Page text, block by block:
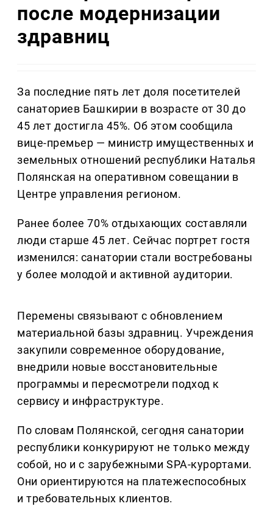
после модернизации
здравниц
За последние пять лет доля посетителей
санаториев Башкирии в возрасте от 30 до
45 лет достигла 45%. Об этом сообщила
вице-премьер — министр имущественных и
земельных отношений республики Наталья
Полянская на оперативном совещании в
Центре управления регионом.
Ранее более 70% отдыхающих составляли
люди старше 45 лет. Сейчас портрет гостя
изменился: санатории стали востребованы
у более молодой и активной аудитории.
Перемены связывают с обновлением
материальной базы здравниц. Учреждения
закупили современное оборудование,
внедрили новые восстановительные
программы и пересмотрели подход к
сервису и инфраструктуре.
По словам Полянской, сегодня санатории
республики конкурируют не только между
собой, но и с зарубежными SPA-курортами.
Они ориентируются на платежеспособных
и требовательных клиентов.